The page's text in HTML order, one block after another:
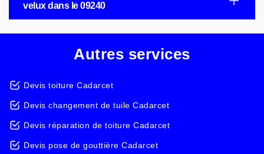
velux dans le 09240
Autres services
Devis toiture Cadarcet
Devis changement de tuile Cadarcet
Devis réparation de toiture Cadarcet
Devis pose de gouttière Cadarcet